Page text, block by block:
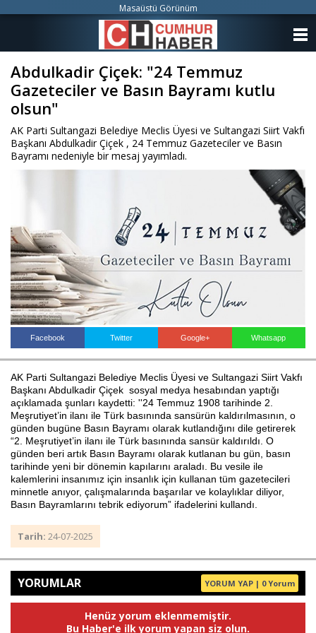
Abdulkadir Çiçek: "24 Temmuz
Gazeteciler ve Basın Bayramı kutlu
olsun"
AK Parti Sultangazi Belediye Meclis Üyesi ve Sultangazi Siirt Vakfı
Başkanı Abdulkadir Çiçek , 24 Temmuz Gazeteciler ve Basın
Bayramı nedeniyle bir mesaj yayımladı.
Facebook Twitter Google+ Whatsapp
AK Parti Sultangazi Belediye Meclis Üyesi ve Sultangazi Siirt Vakfı
Başkanı Abdulkadir Çiçek sosyal medya hesabından yaptığı
açıklamada şunları kaydetti: ''24 Temmuz 1908 tarihinde 2.
Meşrutiyet’in ilanı ile Türk basınında sansürün kaldırılmasının, o
günden bugüne Basın Bayramı olarak kutlandığını dile getirerek
“2. Meşrutiyet’in ilanı ile Türk basınında sansür kaldırıldı. O
günden beri artık Basın Bayramı olarak kutlanan bu gün, basın
tarihinde yeni bir dönemin kapılarını araladı. Bu vesile ile
kalemlerini insanımız için insanlık için kullanan tüm gazetecileri
minnetle anıyor, çalışmalarında başarılar ve kolaylıklar diliyor,
Basın Bayramlarını tebrik ediyorum” ifadelerini kullandı.
Tarih: 24-07-2025
YORUMLAR YORUM YAP | 0 Yorum
Henüz yorum eklenmemiştir.
Bu Haber'e ilk yorum yapan siz olun.
Masaüstü Görünüm
ANKETLER
FOTO GALERİ
VİDEO GALERİ
KÜNYE
İLETİŞİM